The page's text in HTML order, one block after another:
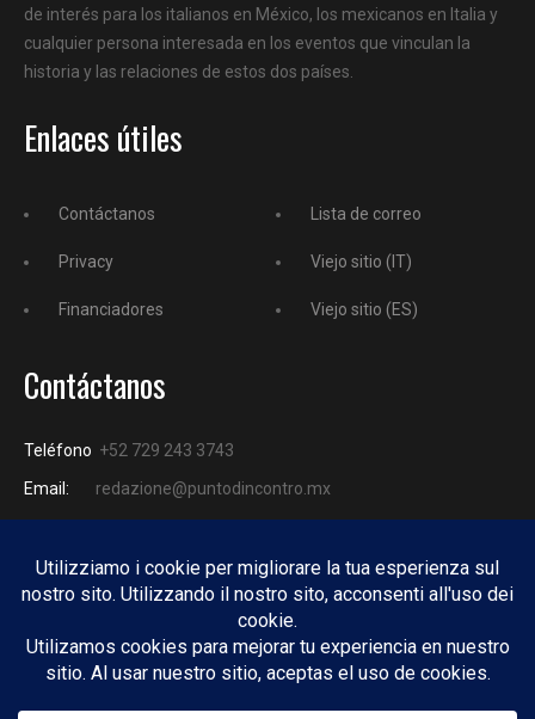
de interés para los italianos en México, los mexicanos en Italia y
cualquier persona interesada en los eventos que vinculan la
historia y las relaciones de estos dos países.
Enlaces útiles
Contáctanos
Privacy
Financiadores
Lista de correo
Viejo sitio (IT)
Viejo sitio (ES)
Contáctanos
Teléfono +52 729 243 3743
Email:
redazione@puntodincontro.mx
PUNTODINCONTRO